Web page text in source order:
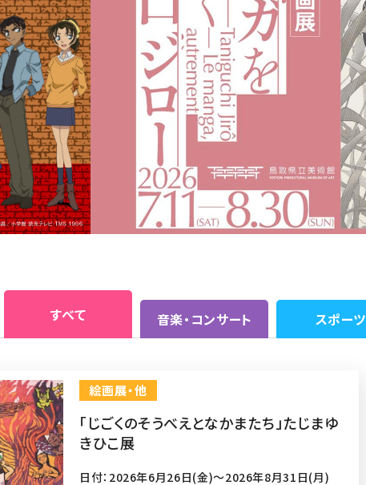
すべて 音楽・コンサート スポーツ
絵画展・他
「じごくのそうべえとなかまたち」たじまゆ
きひこ展
日付：2026年6月26日(金)～2026年8月31日(月)